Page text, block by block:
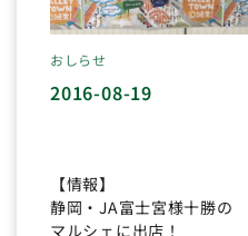
おしらせ
2016-08-19
【情報】
静岡・JA富士宮様十勝の
マルシェに出店！